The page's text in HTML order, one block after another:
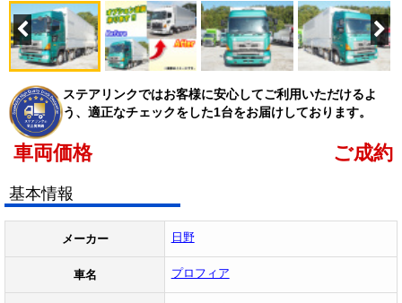
ステアリンクではお客様に安心してご利用いただけるよ
う、適正なチェックをした1台をお届けしております。
車両価格 ご成約
基本情報
メーカー 日野
車名 プロフィア